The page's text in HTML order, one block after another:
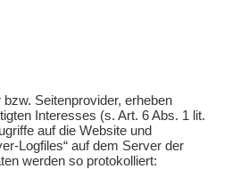
Seitenprovider, erheben
Interesses (s. Art. 6 Abs. 1 lit.
auf die Website und
Logfiles“ auf dem Server der
werden so protokolliert: